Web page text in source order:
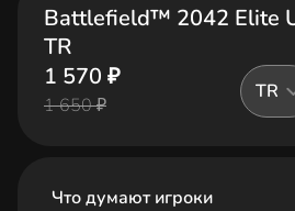
Battlefield™ 2042 Elite
TR
1 570 ₽
1 650 ₽
TR
Что думают игроки